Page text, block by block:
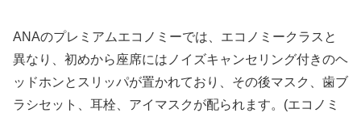
ANAのプレミアムエコノミーでは、エコノミークラスと
異なり、初めから座席にはノイズキャンセリング付きのヘ
ッドホンとスリッパが置かれており、その後マスク、歯ブ
ラシセット、耳栓、アイマスクが配られます。(エコノミ